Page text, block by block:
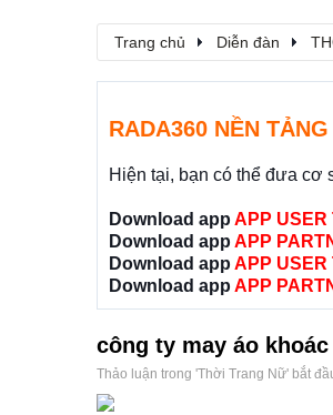
Trang chủ Diễn đàn
RADA360 NỀN
Hiện tại, bạn có thể đưa cơ
Download app APP USER
Download app APP
Download app APP USER
Download app APP
công ty may áo
Thảo luận trong 'Thời Trang Nữ' bắt